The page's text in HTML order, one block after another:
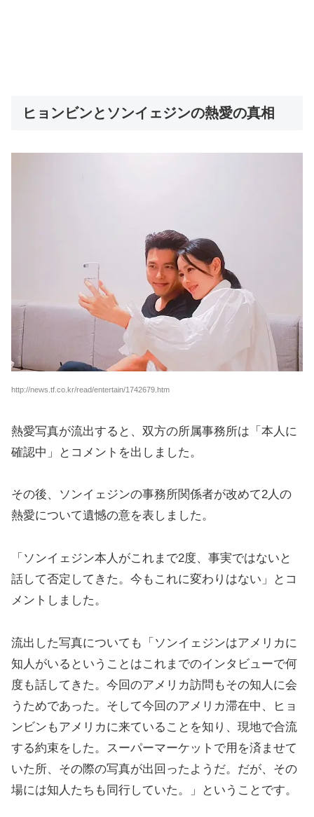
ヒョンビンとソンイェジンの熱愛の真相
http://news.tf.co.kr/read/entertain/1742679.htm
熱愛写真が流出すると、双方の所属事務所は「本人に
確認中」とコメントを出しました。
その後、ソンイェジンの事務所関係者が改めて2人の
熱愛について遺憾の意を表しました。
「ソンイェジン本人がこれまで2度、事実ではないと
話して否定してきた。今もこれに変わりはない」とコ
メントしました。
流出した写真についても「ソンイェジンはアメリカに
知人がいるということはこれまでのインタビューで何
度も話してきた。今回のアメリカ訪問もその知人に会
うためであった。そして今回のアメリカ滞在中、ヒョ
ンビンもアメリカに来ていることを知り、現地で合流
する約束をした。スーパーマーケットで用を済ませて
いた所、その際の写真が出回ったようだ。だが、その
場には知人たちも同行していた。」ということです。